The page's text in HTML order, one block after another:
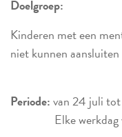
Doelgroep:
Kinderen met een
niet kunnen
Periode:van 24 juli tot
Elke werkdag